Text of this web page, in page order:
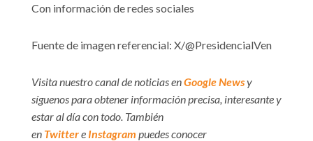
Con información de redes sociales
Fuente de imagen referencial: X/@PresidencialVen
Visita nuestro canal de noticias enGoogle Newsy
síguenos para obtener información precisa, interesante y
estar al día con todo. También
en Twittere Instagram puedes conocer